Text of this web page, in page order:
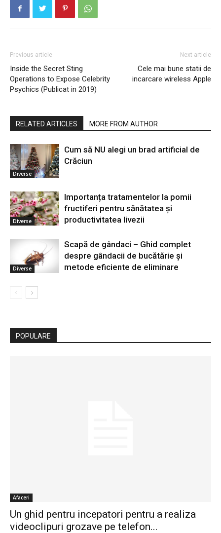
Previous article
Inside the Secret Sting
Operations to Expose Celebrity
Psychics (Publicat in 2019)
Next article
Cele mai bune statii de
incarcare wireless Apple
RELATED ARTICLES MORE FROM AUTHOR
Diverse
Cum să NU alegi un brad artificial de
Crăciun
Diverse
Importanța tratamentelor la pomii
fructiferi pentru sănătatea și
productivitatea livezii
Diverse
Scapă de gândaci – Ghid complet
despre gândacii de bucătărie și
metode eficiente de eliminare
POPULARE
Afaceri
Un ghid pentru incepatori pentru a realiza
videoclipuri grozave pe telefon...